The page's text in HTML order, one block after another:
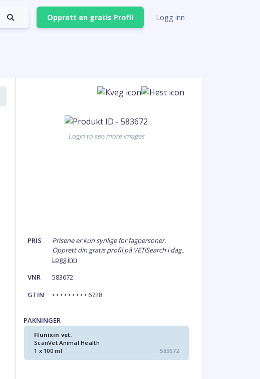
Opprett en gratis Profil Logg inn
Logjn to see more images
PRIS
Prisene er kun synlige for fagpersoner.
Opprett din gratis profil på VETiSearch i dag..
Logg inn
VNR
583672
GTIN
• • • • • • • • • 6728
PAKNINGER
Flunixin vet.
ScanVet Animal Health
1 x 100 ml
583672